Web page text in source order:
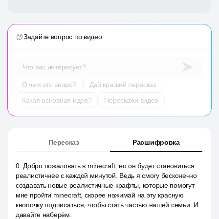
Задайте вопрос по видео
Что вас интересует?
О чем это видео?
Дай краткий пересказ
Какая основная идея?
Перескажи видео
Пересказ Расшифровка
0: Добро пожаловать в minecraft, но он будет становиться
реалистичнее с каждой минутой. Ведь я смогу бесконечно
создавать новые реалистичные крафты, которые помогут
мне пройти minecraft, скорее нажимай на эту красную
кнопочку подписаться, чтобы стать частью нашей семьи. И
давайте наберём.